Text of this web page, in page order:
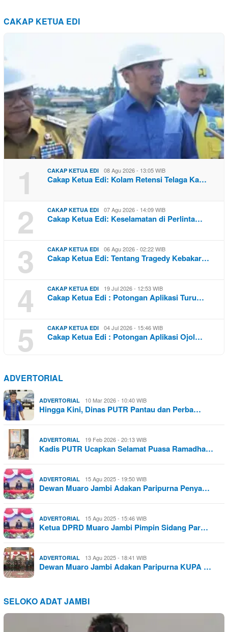
CAKAP KETUA EDI
1 CAKAP KETUA EDI 08 Agu 2026 - 13:05 WIB
Cakap Ketua Edi: Kolam Retensi Telaga Ka…
2 CAKAP KETUA EDI 07 Agu 2026 - 14:09 WIB
Cakap Ketua Edi: Keselamatan di Perlinta…
3 CAKAP KETUA EDI 06 Agu 2026 - 02:22 WIB
Cakap Ketua Edi: Tentang Tragedy Kebakar…
4 CAKAP KETUA EDI 19 Jul 2026 - 12:53 WIB
Cakap Ketua Edi : Potongan Aplikasi Turu…
5 CAKAP KETUA EDI 04 Jul 2026 - 15:46 WIB
Cakap Ketua Edi : Potongan Aplikasi Ojol…
ADVERTORIAL
ADVERTORIAL 10 Mar 2026 - 10:40 WIB
Hingga Kini, Dinas PUTR Pantau dan Perba…
ADVERTORIAL 19 Feb 2026 - 20:13 WIB
Kadis PUTR Ucapkan Selamat Puasa Ramadha…
ADVERTORIAL 15 Agu 2025 - 19:50 WIB
Dewan Muaro Jambi Adakan Paripurna Penya…
ADVERTORIAL 15 Agu 2025 - 15:46 WIB
Ketua DPRD Muaro Jambi Pimpin Sidang Par…
ADVERTORIAL 13 Agu 2025 - 18:41 WIB
Dewan Muaro Jambi Adakan Paripurna KUPA …
SELOKO ADAT JAMBI